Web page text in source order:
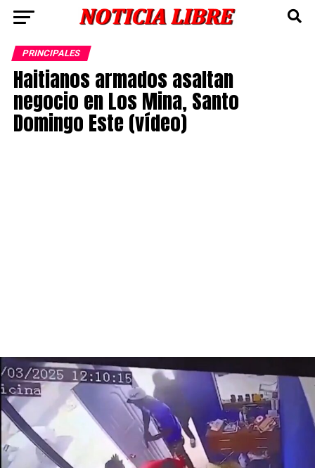
PRINCIPALES
Haitianos armados asaltan
negocio en Los Mina, Santo
Domingo Este (vídeo)